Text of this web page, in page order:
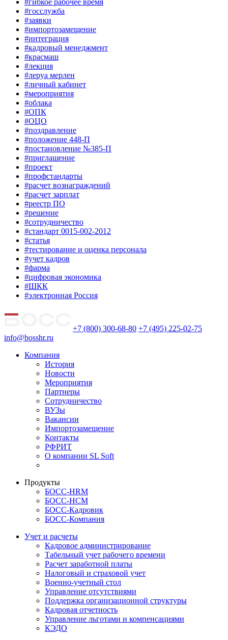
#госслужба
#заявки
#импортозамещение
#интеграция
#кадровый менеджмент
#красмаш
#лекция
#леруа мерлен
#личный кабинет
#мероприятия
#облака
#ОПК
#ОЦО
#поздравление
#положение 448-П
#постановление №385-П
#приглашение
#проект
#профстандарты
#расчет вознаграждений
#расчет зарплат
#реестр ПО
#решение
#сотрудничество
#стандарт 0015-002-2012
#статья
#тестирование и оценка персонала
#учет кадров
#фарма
#цифровая экономика
#ШКК
#электронная Россия
+7 (800) 300-68-80 +7 (495) 225-02-75
info@bosshr.ru
Компания
История
Новости
Мероприятия
Партнеры
Сотрудничество
ВУЗы
Вакансии
Импортозамещение
Контакты
РФРИТ
О компании SL Soft
Продукты
БОСС-HRM
БОСС-HCM
БОСС-Кадровик
БОСС-Компания
Учет и расчеты
Кадровое администрирование
Табельный учет рабочего времени
Расчет заработной платы
Налоговый и страховой учет
Военно-учетный стол
Управление отсутствиями
Поддержка организационной структуры
Кадровая отчетность
Управление льготами и компенсациями
КЭДО